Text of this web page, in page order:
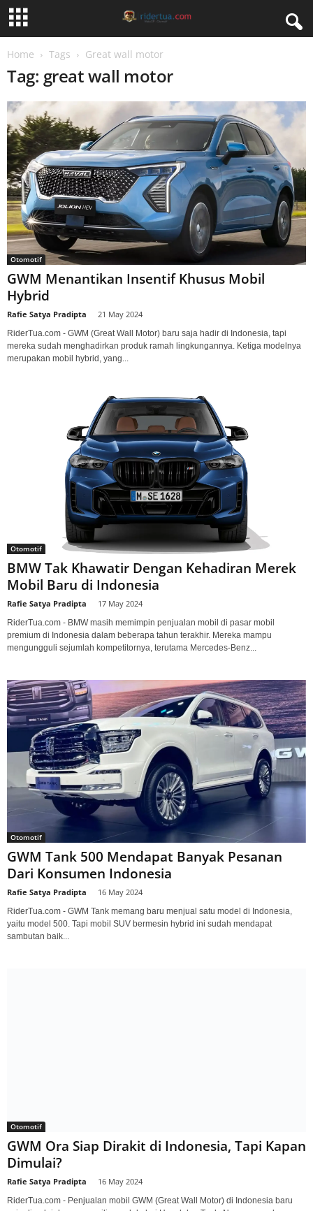
Home Tags Great wall motor
Tag: great wall motor
Otomotif
GWM Menantikan Insentif Khusus Mobil
Hybrid
Rafie Satya Pradipta 21 May 2024
RiderTua.com - GWM (Great Wall Motor) baru saja hadir di Indonesia, tapi
mereka sudah menghadirkan produk ramah lingkungannya. Ketiga modelnya
merupakan mobil hybrid, yang...
Otomotif
BMW Tak Khawatir Dengan Kehadiran Merek
Mobil Baru di Indonesia
Rafie Satya Pradipta 17 May 2024
RiderTua.com - BMW masih memimpin penjualan mobil di pasar mobil
premium di Indonesia dalam beberapa tahun terakhir. Mereka mampu
mengungguli sejumlah kompetitornya, terutama Mercedes-Benz...
Otomotif
GWM Tank 500 Mendapat Banyak Pesanan
Dari Konsumen Indonesia
Rafie Satya Pradipta 16 May 2024
RiderTua.com - GWM Tank memang baru menjual satu model di Indonesia,
yaitu model 500. Tapi mobil SUV bermesin hybrid ini sudah mendapat
sambutan baik...
Otomotif
GWM Ora Siap Dirakit di Indonesia, Tapi Kapan
Dimulai?
Rafie Satya Pradipta 16 May 2024
RiderTua.com - Penjualan mobil GWM (Great Wall Motor) di Indonesia baru